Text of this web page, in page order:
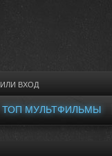
ИЛИ ВХОД
ТОП МУЛЬТФИЛЬМЫ